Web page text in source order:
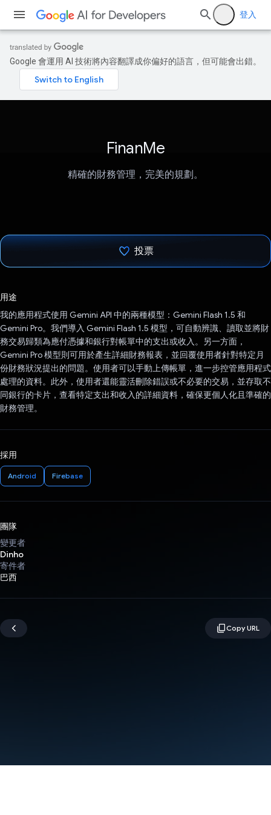
登入
Google 會運用 AI 技術將內容翻譯成你偏好的語言，但可能會出錯。
FinanMe
精確的財務管理，完美的規劃。
投票
用途
我的應用程式使用 Gemini API 中的兩種模型：Gemini Flash 1.5 和
Gemini Pro。我們導入 Gemini Flash 1.5 模型，可自動辨識、讀取並將財
務交易歸類為應付憑據和銀行對帳單中的支出或收入。另一方面，
Gemini Pro 模型則可用於產生詳細財務報表，並回覆使用者針對特定月
份財務狀況提出的問題。使用者可以手動上傳帳單，進一步控管應用程式
處理的資料。此外，使用者還能靈活刪除錯誤或不必要的交易，並存取不
同銀行的卡片，查看特定支出和收入的詳細資料，確保更個人化且準確的
財務管理。
採用
Android Firebase
團隊
變更者
Dinho
寄件者
巴西